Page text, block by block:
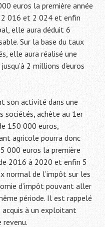
euros la première année
2 016 et 2 024 et enfin
elle aura déduit 6
Sur la base du taux
elle aura réalisé une
2 millions d’euros
son activité dans une
sociétés, achète au 1er
150 000 euros,
agricole pourra donc
000 euros la première
2016 à 2020 et enfin 5
normal de l’impôt sur les
d’impôt pouvant aller
période. Il est rappelé
acquis à un exploitant
revenu.